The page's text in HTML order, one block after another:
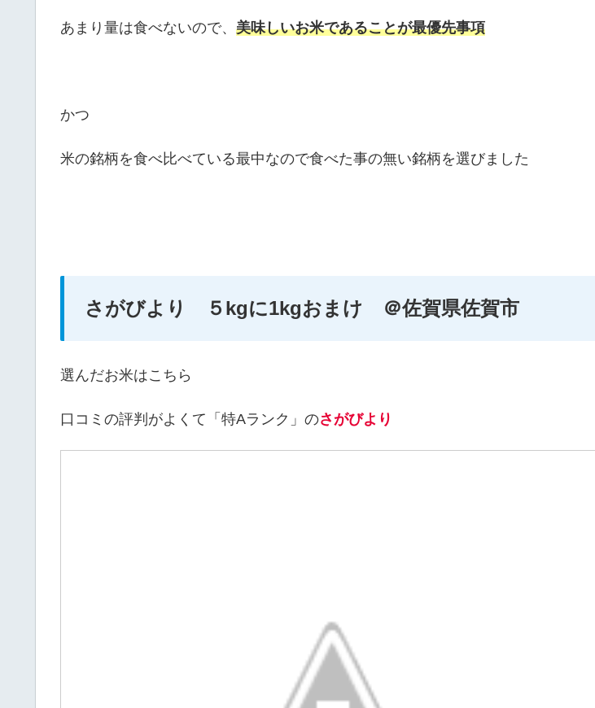
あまり量は食べないので、 美味しいお米であることが最優先事項
かつ
米の銘柄を食べ比べている最中なので食べた事の無い銘柄を選びました
さがびより ５kgに1kgおまけ ＠佐賀県佐賀市
選んだお米はこちら
口コミの評判がよくて「特Aランク」のさがびより